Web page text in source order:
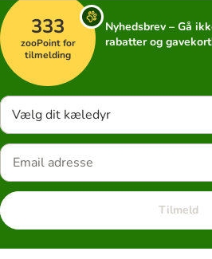
333
zooPoint for
tilmelding
Nyhedsbrev – Gå
rabatter og
Vælg dit kæledyr
Tilmeld